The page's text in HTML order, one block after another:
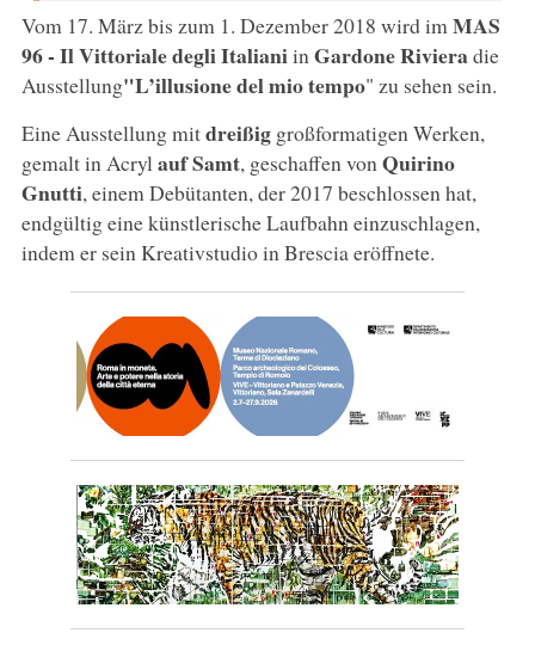
Vom 17. März bis zum 1. Dezember 2018 wird im MAS
96 - Il Vittoriale degli Italianiin Gardone Rivieradie
Ausstellung"L’illusione del mio tempo" zu sehen sein.
Eine Ausstellung mitdreißiggroßformatigen Werken,
gemalt in Acryl auf Samt, geschaffen vonQuirino
Gnutti, einem Debütanten, der 2017 beschlossen hat,
endgültig eine künstlerische Laufbahn einzuschlagen,
indem er sein Kreativstudio in Brescia eröffnete.